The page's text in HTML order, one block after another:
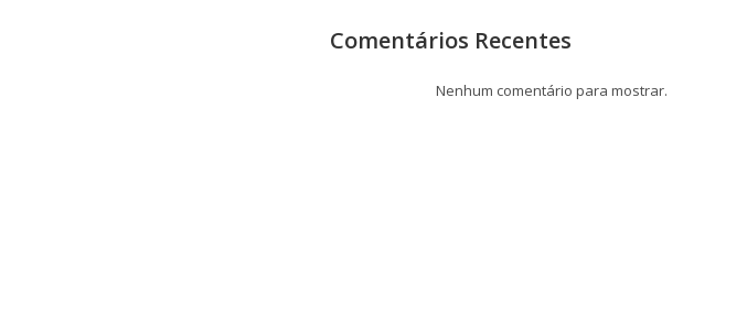
Comentários Recentes
Nenhum comentário para mostrar.